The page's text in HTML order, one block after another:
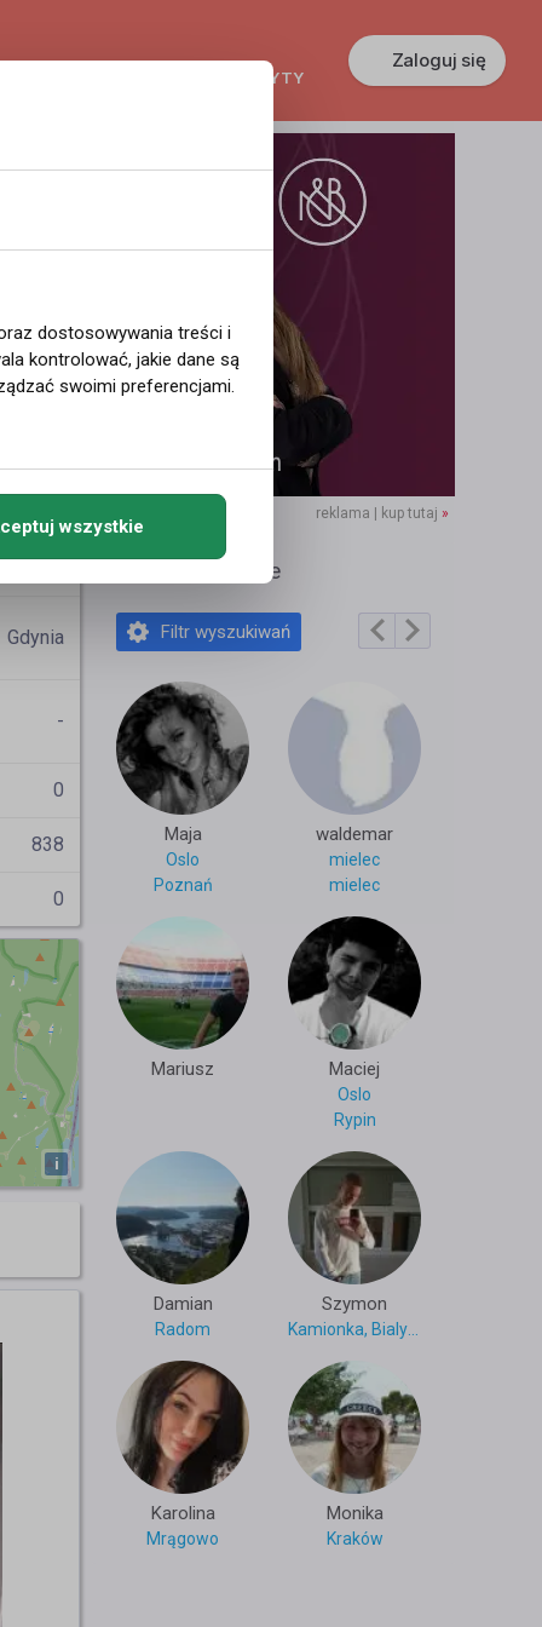
KREDYTY
Zaloguj się
reklama | kup tutaj »
Gdynia
-
0
838
0
i
Polecane profile
Filtr wyszukiwań
Maja
Oslo
Poznań
waldemar
mielec
mielec
Mariusz Maciej
Oslo
Rypin
Damian
Radom
Szymon
Karolina
Mrągowo
Monika
Kraków
dostosowywania treści i
kontrolować, jakie dane są
swoimi preferencjami.
wszystkie